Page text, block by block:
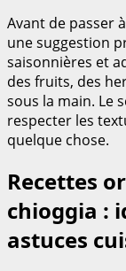
Avant de passer
une suggestion
saisonnières et
des fruits, des
sous la main. Le
respecter les
quelque chose.
Recettes
chioggia :
astuces